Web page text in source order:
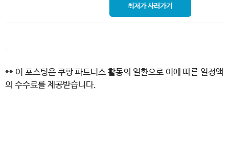
최저가 사러가기
.
** 이 포스팅은 쿠팡 파트너스 활동의 일환으로 이에 따른 일정액
의 수수료를 제공받습니다.